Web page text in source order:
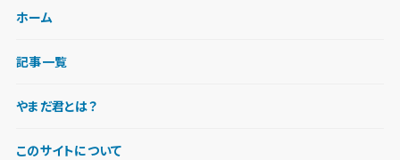
ホーム
記事一覧
やまだ君とは？
このサイトについて